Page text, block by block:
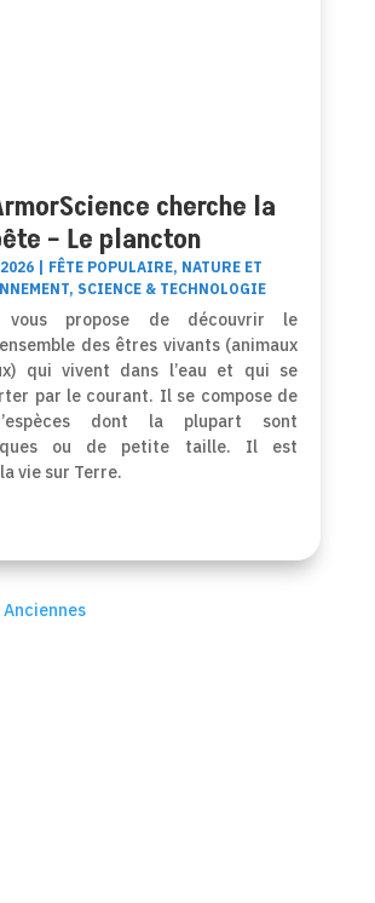
cherche la
– Le plancton
| FÊTE POPULAIRE, NATURE ET
, SCIENCE & TECHNOLOGIE
vous propose de découvrir le
des êtres vivants (animaux
qui vivent dans l’eau et qui se
par le courant. Il se compose de
dont la plupart sont
ou de petite taille. Il est
vie sur Terre.
Anciennes